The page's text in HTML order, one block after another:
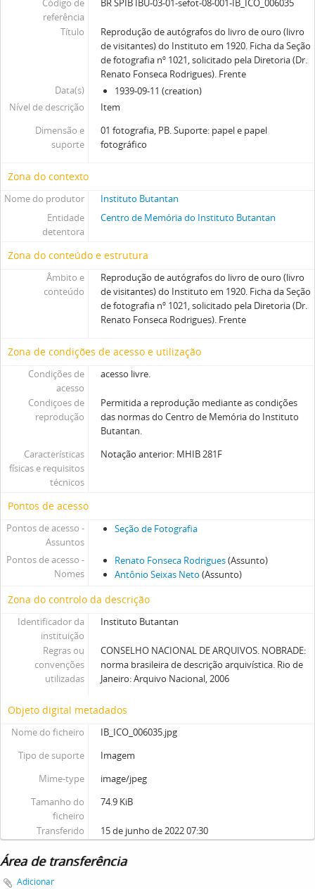
Código de
referência
BR SPIB IBU-03-01-sefot-08-001-IB_ICO_006035
Título
Reprodução de autógrafos do livro de ouro (livro
de visitantes) do Instituto em 1920. Ficha da Seção
de fotografia nº 1021, solicitado pela Diretoria (Dr.
Renato Fonseca Rodrigues). Frente
Data(s)
1939-09-11 (creation)
Nível de descrição
Item
Dimensão e
suporte
01 fotografia, PB. Suporte: papel e papel
fotográfico
Zona do contexto
Nome do produtor
Instituto Butantan
Entidade
detentora
Centro de Memória do Instituto Butantan
Zona do conteúdo e estrutura
Âmbito e
conteúdo
Reprodução de autógrafos do livro de ouro (livro
de visitantes) do Instituto em 1920. Ficha da Seção
de fotografia nº 1021, solicitado pela Diretoria (Dr.
Renato Fonseca Rodrigues). Frente
Zona de condições de acesso e utilização
Condições de
acesso
acesso livre.
Condiçoes de
reprodução
Permitida a reprodução mediante as condições
das normas do Centro de Memória do Instituto
Butantan.
Características
físicas e requisitos
técnicos
Notação anterior: MHIB 281F
Pontos de acesso
Pontos de acesso -
Assuntos
Seção de Fotografia
Pontos de acesso -
Nomes
Renato Fonseca Rodrigues(Assunto)
Antônio Seixas Neto (Assunto)
Zona do controlo da descrição
Identificador da
instituição
Instituto Butantan
Regras ou
convenções
utilizadas
CONSELHO NACIONAL DE ARQUIVOS. NOBRADE:
norma brasileira de descrição arquivística. Rio de
Janeiro: Arquivo Nacional, 2006
Objeto digital metadados
Nome do ficheiro
IB_ICO_006035.jpg
Tipo de suporte
Imagem
Mime-type
image/jpeg
Tamanho do
ficheiro
74.9 KiB
Transferido 15 de junho de 2022 07:30
Área de transferência
Adicionar